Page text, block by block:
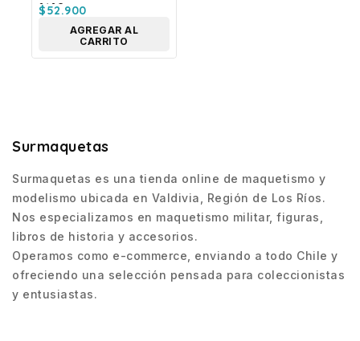
1/48
$52.900
AGREGAR AL
CARRITO
Surmaquetas
Surmaquetas es una tienda online de maquetismo y
modelismo ubicada en Valdivia, Región de Los Ríos.
Nos especializamos en maquetismo militar, figuras,
libros de historia y accesorios.
Operamos como e-commerce, enviando a todo Chile y
ofreciendo una selección pensada para coleccionistas
y entusiastas.